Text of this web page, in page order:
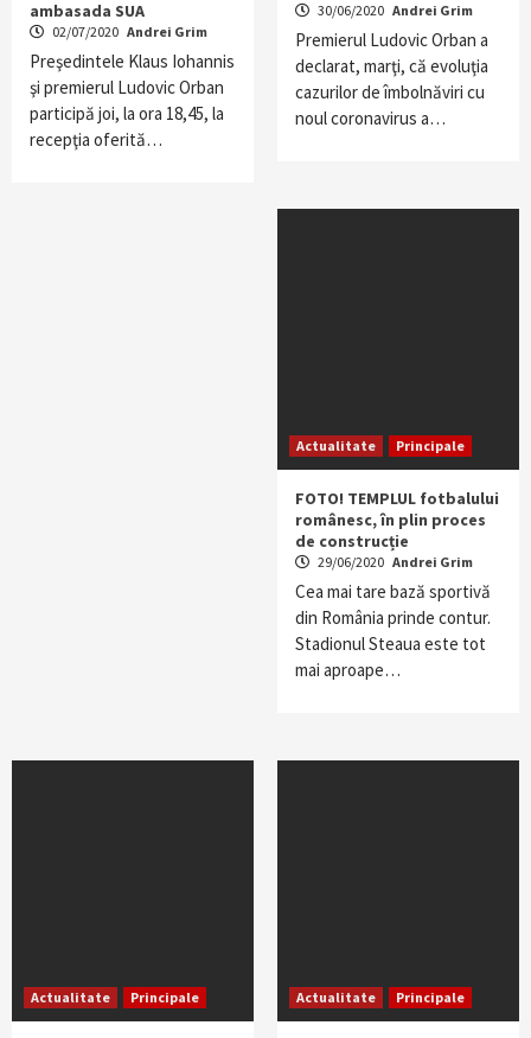
ambasada SUA
02/07/2020 Andrei Grim
Preşedintele Klaus Iohannis
şi premierul Ludovic Orban
participă joi, la ora 18,45, la
recepţia oferită…
30/06/2020 Andrei Grim
Premierul Ludovic Orban a
declarat, marţi, că evoluţia
cazurilor de îmbolnăviri cu
noul coronavirus a…
Actualitate Principale
FOTO! TEMPLUL fotbalului
românesc, în plin proces
de construcție
29/06/2020 Andrei Grim
Cea mai tare bază sportivă
din România prinde contur.
Stadionul Steaua este tot
mai aproape…
Actualitate Principale Actualitate Principale